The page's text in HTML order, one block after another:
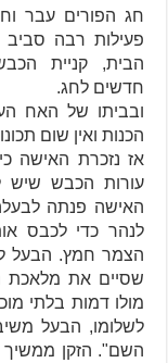
חג הפורים עבר
פעילות רבה סביב
הבית, קניית
חדשיםלחג.
ובביתו של האח
הכנות ואין שום
אז נזכרת האישה
עורות הכבש שיש
האישה פנתה
לנהר כדי לכבס
הצמר חמץ. הבעל
שסיים את מלאכת
מולו דמות בלתי
לשלומו, הבעל
השם". הזקן ממשיך